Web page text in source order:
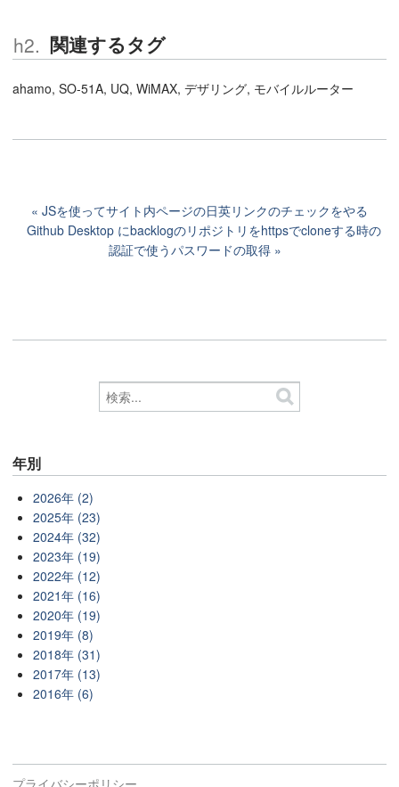
関連するタグ
ahamo, SO-51A, UQ, WiMAX, デザリング, モバイルルーター
JSを使ってサイト内ページの日英リンクのチェックをやる
Github Desktop にbacklogのリポジトリをhttpsでcloneする時の
認証で使うパスワードの取得
年別
2026年 (2)
2025年 (23)
2024年 (32)
2023年 (19)
2022年 (12)
2021年 (16)
2020年 (19)
2019年 (8)
2018年 (31)
2017年 (13)
2016年 (6)